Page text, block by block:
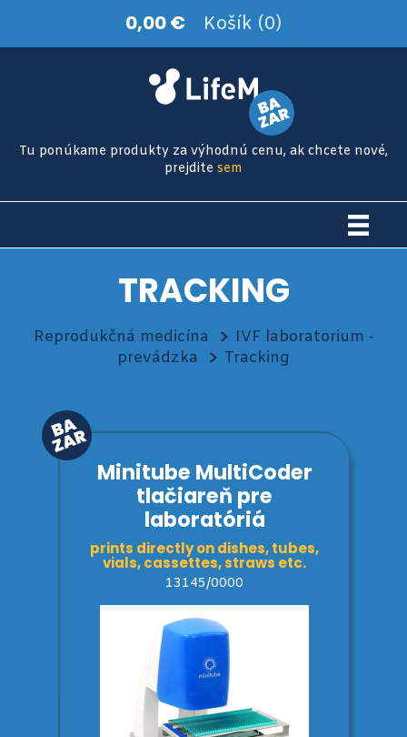
Tu ponúkame produkty za výhodnú cenu, ak chcete nové,
prejdite sem
0,00 € Košík (0)
TRACKING
Reprodukčná medicína
IVF laboratorium -
prevádzka
Tracking
Minitube MultiCoder
tlačiareň pre
laboratóriá
prints directly on dishes, tubes,
vials, cassettes, straws etc.
13145/0000